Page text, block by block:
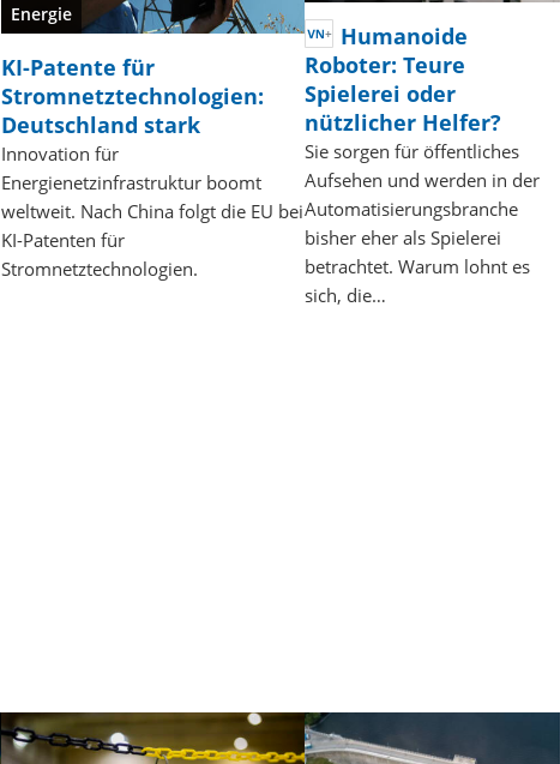
Energie
KI-Patente für
Stromnetztechnologien:
Deutschland stark
Innovation für
Energienetzinfrastruktur boomt
weltweit. Nach China folgt die EU bei
KI-Patenten für
Stromnetztechnologien.
Humanoide
Roboter: Teure
Spielerei oder
nützlicher Helfer?
Sie sorgen für öffentliches
Aufsehen und werden in der
Automatisierungsbranche
bisher eher als Spielerei
betrachtet. Warum lohnt es
sich, die…